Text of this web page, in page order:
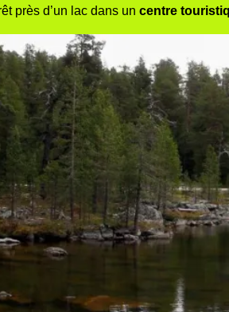
près d’un lac dans un centre